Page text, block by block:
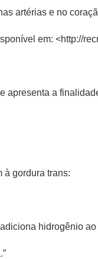
artérias e no
em: <http://
apresenta a
à gordura trans:
hidrogênio